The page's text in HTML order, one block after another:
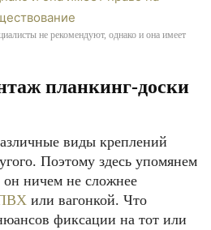
не рекомендуют, однако и она имеет
планкинг-доски
виды креплений
Поэтому здесь упомянем
ничем не сложнее
или вагонкой. Что
фиксации на тот или